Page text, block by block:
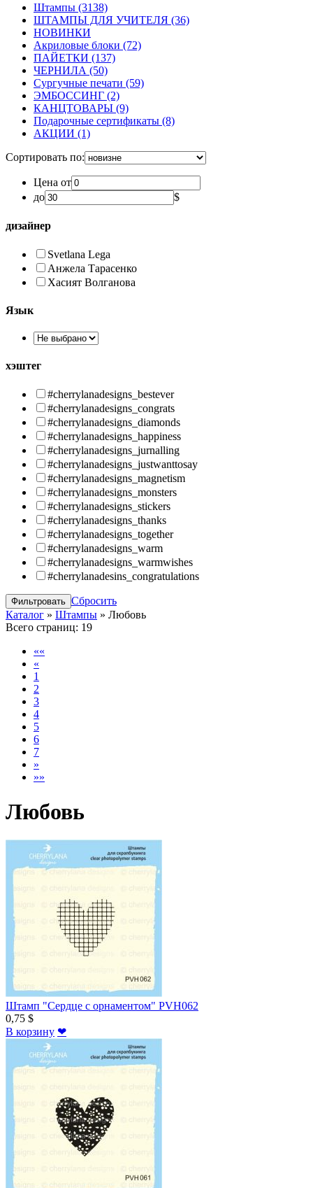
Штампы (3138)
ШТАМПЫ ДЛЯ УЧИТЕЛЯ (36)
НОВИНКИ
Акриловые блоки (72)
ПАЙЕТКИ (137)
ЧЕРНИЛА (50)
Сургучные печати (59)
ЭМБОССИНГ (2)
КАНЦТОВАРЫ (9)
Подарочные сертификаты (8)
АКЦИИ (1)
Сортировать по:
Цена от
до
$
дизайнер
Svetlana Lega
Анжела Тарасенко
Хасият Волганова
Язык
хэштег
#cherrylanadesigns_bestever
#cherrylanadesigns_congrats
#cherrylanadesigns_diamonds
#cherrylanadesigns_happiness
#cherrylanadesigns_jurnalling
#cherrylanadesigns_justwanttosay
#cherrylanadesigns_magnetism
#cherrylanadesigns_monsters
#cherrylanadesigns_stickers
#cherrylanadesigns_thanks
#cherrylanadesigns_together
#cherrylanadesigns_warm
#cherrylanadesigns_warmwishes
#cherrylanadesins_congratulations
Сбросить
Каталог » Штампы » Любовь
Всего страниц: 19
««
«
1
2
3
4
5
6
7
»
»»
Любовь
Штамп "Сердце с орнаментом" PVH062
0,75 $
В корзину ❤